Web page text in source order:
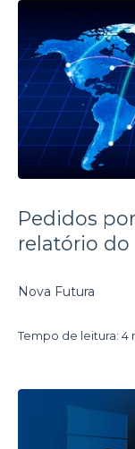
Pedidos
relatório do
Nova Futura
Tempo de leitura: 4